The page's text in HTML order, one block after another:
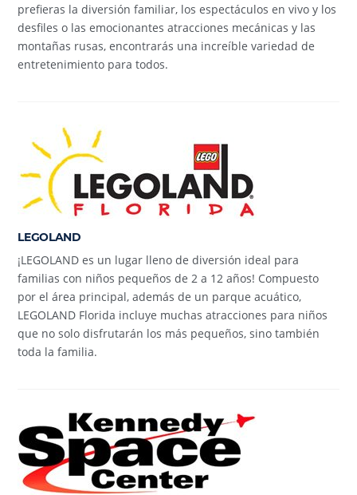
prefieras la diversión familiar, los espectáculos en vivo y los
desfiles o las emocionantes atracciones mecánicas y las
montañas rusas, encontrarás una increíble variedad de
entretenimiento para todos.
LEGOLAND
¡LEGOLAND es un lugar lleno de diversión ideal para
familias con niños pequeños de 2 a 12 años! Compuesto
por el área principal, además de un parque acuático,
LEGOLAND Florida incluye muchas atracciones para niños
que no solo disfrutarán los más pequeños, sino también
toda la familia.